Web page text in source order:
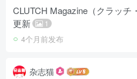
CLUTCH Magazine（クラッチ
更新
1
4个月前发布
杂志猫